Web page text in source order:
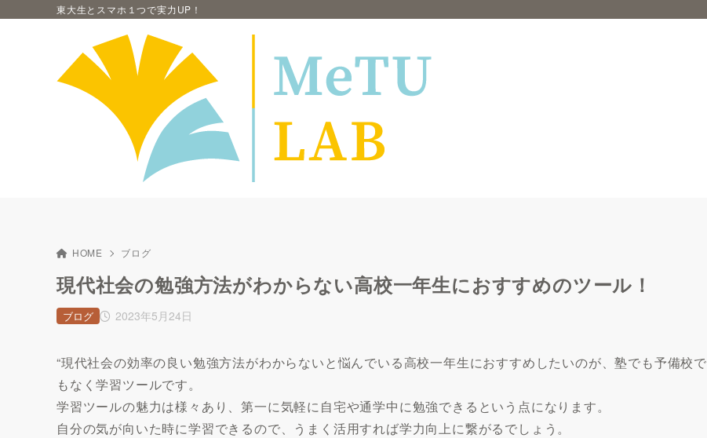
東大生とスマホ１つで実力UP！
HOME ブログ
現代社会の勉強方法がわからない高校一年生におすすめのツール！
2023年5月24日
ブログ
“現代社会の効率の良い勉強方法がわからないと悩んでいる高校一年生におすすめしたいのが、塾でも予備校で
もなく学習ツールです。
学習ツールの魅力は様々あり、第一に気軽に自宅や通学中に勉強できるという点になります。
自分の気が向いた時に学習できるので、うまく活用すれば学力向上に繋がるでしょう。